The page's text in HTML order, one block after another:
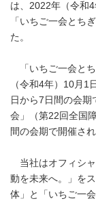
は、2022年（令和
「いちご一会とち
た。
「いちご一会と
（令和4年）10月1
日から7日間の会
会」（第22回全国
間の会期で開催さ
当社はオフィシ
動を未来へ。」を
体」と「いちご一